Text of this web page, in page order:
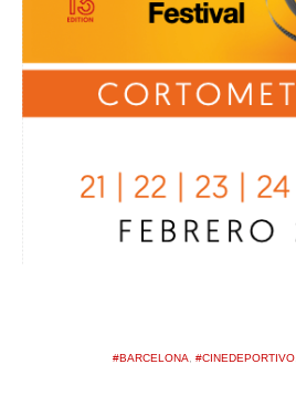
#BARCELONA
#CINEDEPORTIVO